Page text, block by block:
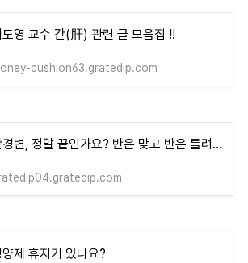
도영 교수 간(肝) 관련 글 모음집 !!
cushion63.gratedip.com
간경변, 정말 끝인가요? 반은 맞고 반은 틀려요!
제 휴지기 있나요?